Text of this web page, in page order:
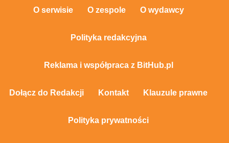
O serwisie O zespole O wydawcy
Polityka redakcyjna
Reklama i współpraca z BitHub.pl
Dołącz do Redakcji Kontakt Klauzule prawne
Polityka prywatności